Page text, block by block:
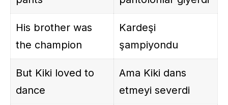
His brother was
the champion
Kardeşi
şampiyondu
But Kiki loved to
dance
Ama Kiki dans
etmeyi severdi